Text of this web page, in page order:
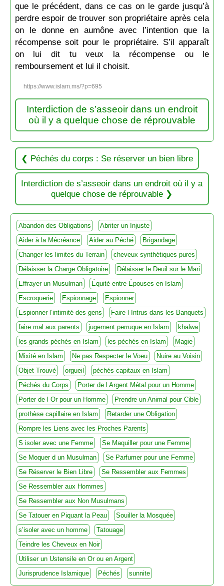
que le précédent, dans ce cas on le garde jusqu’à
perdre espoir de trouver son propriétaire après cela
on le donne en aumône avec l’intention que la
récompense soit pour le propriétaire. S’il apparaît
on lui dit tu veux la récompense ou le
remboursement et lui il choisit.
https://www.islam.ms/?p=695
Interdiction de s’asseoir dans un endroit
où il y a quelque chose de réprouvable
Péchés du corps : Se réserver un bien libre
Interdiction de s’asseoir dans un endroit où il y a
quelque chose de réprouvable
Abandon des Obligations
Abriter un Injuste
Aider à la Mécréance
Aider au Péché
Brigandage
Changer les limites du Terrain
cheveux synthétiques pures
Délaisser la Charge Obligatoire
Délaisser le Deuil sur le Mari
Effrayer un Musulman
Équité entre Épouses en Islam
Escroquerie
Espionnage
Espionner
Espionner l’intimité des gens
Faire l Intrus dans les Banquets
faire mal aux parents
jugement perruque en Islam
khalwa
les grands péchés en Islam
les péchés en Islam
Magie
Mixité en Islam
Ne pas Respecter le Voeu
Nuire au Voisin
Objet Trouvé
orgueil
péchés capitaux en Islam
Péchés du Corps
Porter de l Argent Métal pour un Homme
Porter de l Or pour un Homme
Prendre un Animal pour Cible
prothèse capillaire en Islam
Retarder une Obligation
Rompre les Liens avec les Proches Parents
S isoler avec une Femme
Se Maquiller pour une Femme
Se Moquer d un Musulman
Se Parfumer pour une Femme
Se Réserver le Bien Libre
Se Ressembler aux Femmes
Se Ressembler aux Hommes
Se Ressembler aux Non Musulmans
Se Tatouer en Piquant la Peau
Souiller la Mosquée
s’isoler avec un homme
Tatouage
Teindre les Cheveux en Noir
Utiliser un Ustensile en Or ou en Argent
Jurisprudence Islamique
Péchés sunnite